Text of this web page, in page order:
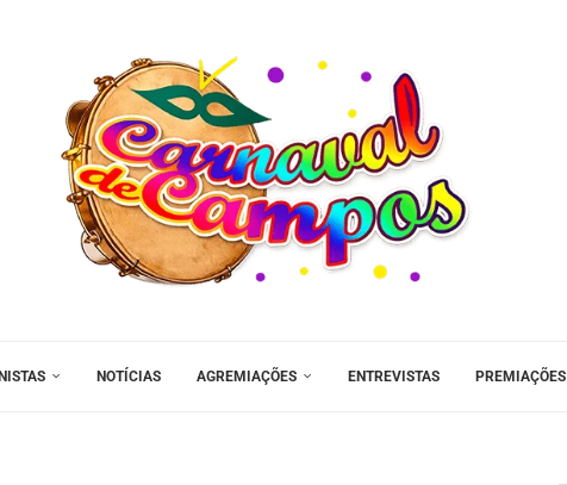
NOTÍCIAS AGREMIAÇÕES ENTREVISTAS PREMIAÇÕES